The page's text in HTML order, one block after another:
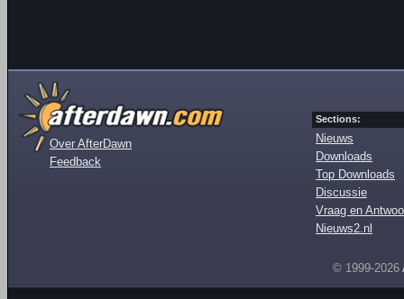
Over AfterDawn
Feedback
Sections:
Nieuws
Downloads
Top Downloads
Discussie
Vraag en
Nieuws2.nl
© 1999-2026